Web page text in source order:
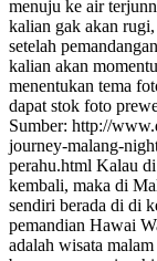
menuju ke air
kalian gak akan
setelah
kalian akan
menentukan tema
dapat stok foto
Sumber: http://
journey-malang-
perahu.html Kalau
kembali, maka di
sendiri berada di di
pemandian Hawai
adalah wisata